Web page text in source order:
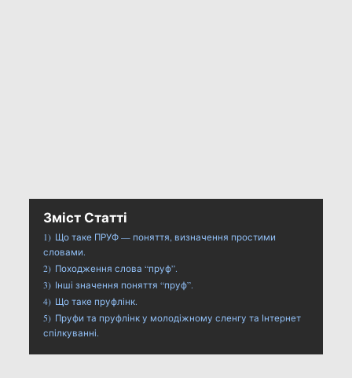
Зміст Статті
1) Що таке ПРУФ — поняття, визначення простими
словами.
2) Походження слова “пруф”.
3) Інші значення поняття “пруф”.
4) Що таке пруфлінк.
5) Пруфи та пруфлінк у молодіжному сленгу та Інтернет
спілкуванні.